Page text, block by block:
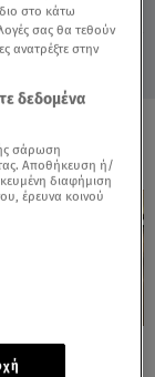
Bίντεο
Από Το
στο κάτω
σας θα τεθούν
ανατρέξτε στην
δεδομένα
σάρωση
Αποθήκευση ή/
διαφήμιση
έρευνα κοινού